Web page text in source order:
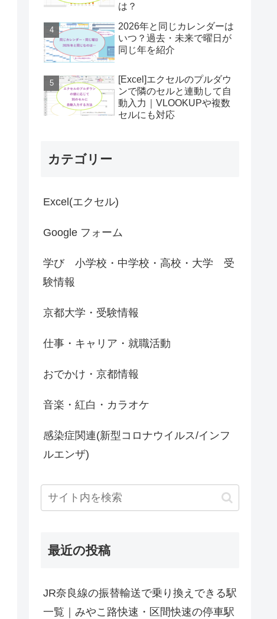
は？
2026年と同じカレンダーは
いつ？過去・未来で曜日が
同じ年を紹介
[Excel]エクセルのプルダウ
ンで隣のセルと連動して自
動入力｜VLOOKUPや複数
セルにも対応
カテゴリー
Excel(エクセル)
Google フォーム
学び 小学校・中学校・高校・大学 受
験情報
京都大学・受験情報
仕事・キャリア・就職活動
おでかけ・京都情報
音楽・紅白・カラオケ
感染症関連(新型コロナウイルス/インフ
ルエンザ)
最近の投稿
JR奈良線の振替輸送で乗り換えできる駅
一覧｜みやこ路快速・区間快速の停車駅